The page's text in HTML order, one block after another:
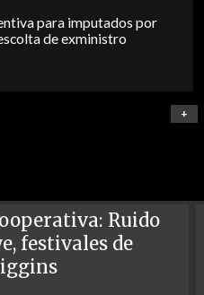
para imputados por
de exministro
+
Ruido
festivales de